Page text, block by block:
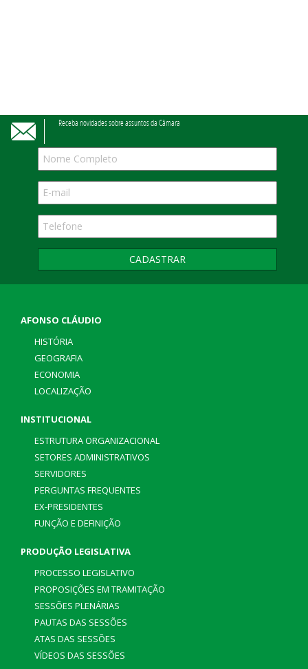
Receba novidades sobre assuntos da Câmara
CADASTRAR
AFONSO CLÁUDIO
HISTÓRIA
GEOGRAFIA
ECONOMIA
LOCALIZAÇÃO
INSTITUCIONAL
ESTRUTURA ORGANIZACIONAL
SETORES ADMINISTRATIVOS
SERVIDORES
PERGUNTAS FREQUENTES
EX-PRESIDENTES
FUNÇÃO E DEFINIÇÃO
PRODUÇÃO LEGISLATIVA
PROCESSO LEGISLATIVO
PROPOSIÇÕES EM TRAMITAÇÃO
SESSÕES PLENÁRIAS
PAUTAS DAS SESSÕES
ATAS DAS SESSÕES
VÍDEOS DAS SESSÕES